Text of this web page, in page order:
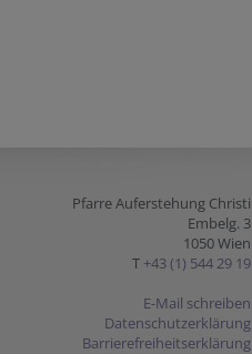
Pfarre Auferstehung Christi
Embelg. 3
1050 Wien
T +43 (1) 544 29 19
E-Mail schreiben
Datenschutzerklärung
Barrierefreiheitserklärung